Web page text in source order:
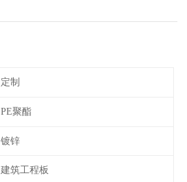
定制
PE聚酯
镀锌
建筑工程板